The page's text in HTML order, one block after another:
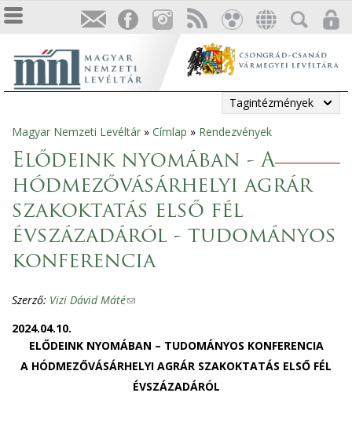
Tagintézmények
Jelenlegi
hely
Magyar Nemzeti Levéltár » Címlap » Rendezvények
Elődeink nyomában - A
hódmezővásárhelyi agrár
szakoktatás első fél
évszázadáról - tudományos
konferencia
Szerző: Vizi Dávid Máté(
i
k
2024.04.10.
ELŐDEINK NYOMÁBAN – TUDOMÁNYOS KONFERENCIA
A HÓDMEZŐVÁSÁRHELYI AGRÁR SZAKOKTATÁS ELSŐ FÉL
ÉVSZÁZADÁRÓL